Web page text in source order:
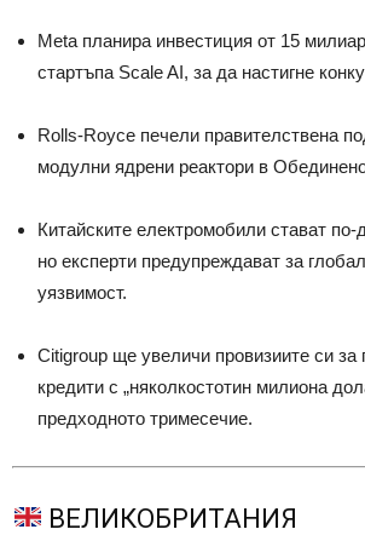
Meta планира инвестиция от 15
стартъпа Scale AI, за да настигне
Rolls-Royce печели правителствена
модулни ядрени реактори в
Китайските електромобили стават по-
но експерти предупреждават за
уязвимост.
Citigroup ще увеличи провизиите си
кредити с „няколкостотин милиона
предходното тримесечие.
ВЕЛИКОБРИТАНИЯ